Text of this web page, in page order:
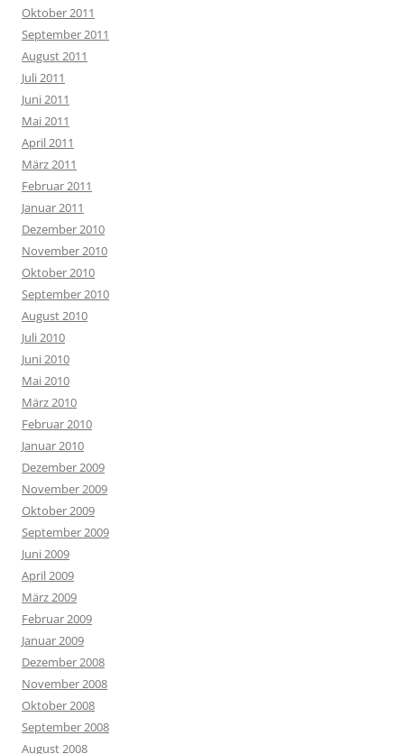
Oktober 2011
September 2011
August 2011
Juli 2011
Juni 2011
Mai 2011
April 2011
März 2011
Februar 2011
Januar 2011
Dezember 2010
November 2010
Oktober 2010
September 2010
August 2010
Juli 2010
Juni 2010
Mai 2010
März 2010
Februar 2010
Januar 2010
Dezember 2009
November 2009
Oktober 2009
September 2009
Juni 2009
April 2009
März 2009
Februar 2009
Januar 2009
Dezember 2008
November 2008
Oktober 2008
September 2008
August 2008